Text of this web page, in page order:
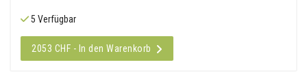
5 Verfügbar
2053 CHF - In den Warenkorb